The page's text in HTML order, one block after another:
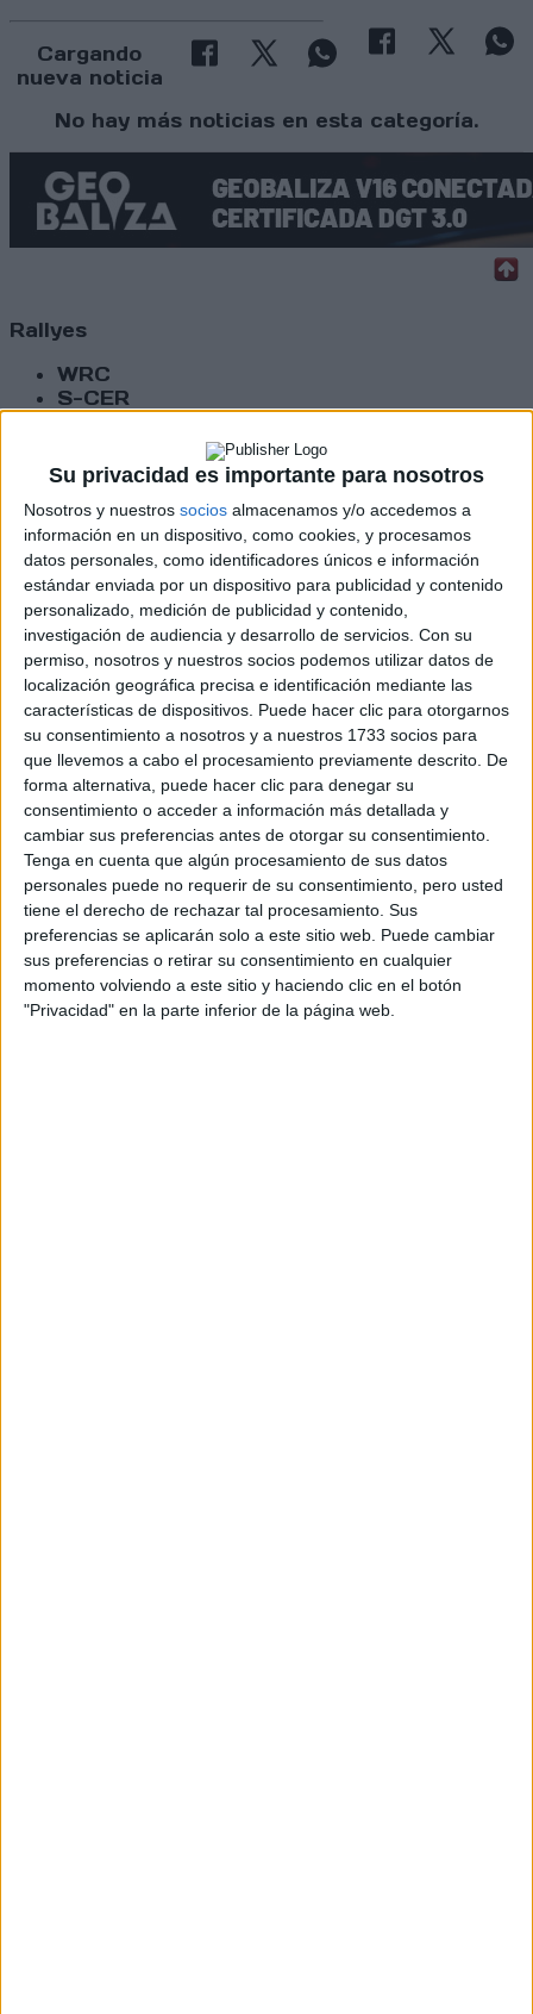
Su privacidad es importante para nosotros
Nosotros y nuestros socios almacenamos y/o accedemos a
información en un dispositivo, como cookies, y procesamos
datos personales, como identificadores únicos e información
estándar enviada por un dispositivo para publicidad y contenido
personalizado, medición de publicidad y contenido,
investigación de audiencia y desarrollo de servicios. Con su
permiso, nosotros y nuestros socios podemos utilizar datos de
localización geográfica precisa e identificación mediante las
características de dispositivos. Puede hacer clic para otorgarnos
su consentimiento a nosotros y a nuestros 1733 socios para
que llevemos a cabo el procesamiento previamente descrito. De
forma alternativa, puede hacer clic para denegar su
consentimiento o acceder a información más detallada y
cambiar sus preferencias antes de otorgar su consentimiento.
Tenga en cuenta que algún procesamiento de sus datos
personales puede no requerir de su consentimiento, pero usted
tiene el derecho de rechazar tal procesamiento. Sus
preferencias se aplicarán solo a este sitio web. Puede cambiar
sus preferencias o retirar su consentimiento en cualquier
momento volviendo a este sitio y haciendo clic en el botón
"Privacidad" en la parte inferior de la página web.
Cargando
nueva noticia
No hay más noticias en esta categoría.
Rallyes
WRC
S-CER
CERT
Internacionales
Campeonatos Autonómicos
Históricos
Dakar
RallyCross
Circuitos
F1
Fórmula E
F2 / F3 / F4
Resistencia
Indycar
Otros
Producto
Producto
Web pensada para poder ofrecer diferentes
productos propios y ajenos para que los
aficionados los puedan adquirir